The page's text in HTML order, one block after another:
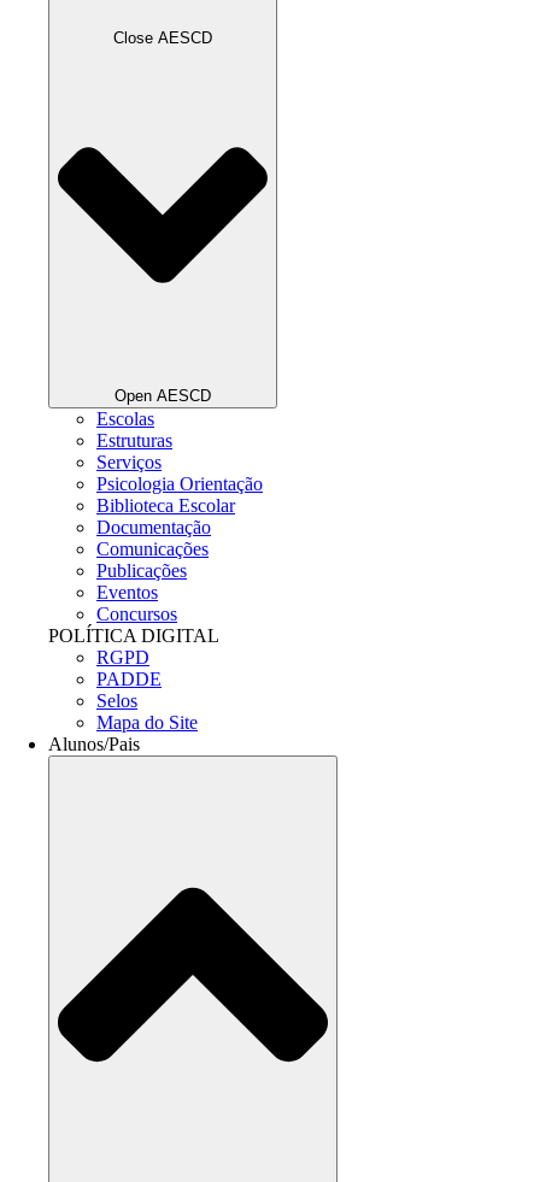
Close AESCD
Open AESCD
Escolas
Estruturas
Serviços
Psicologia Orientação
Biblioteca Escolar
Documentação
Comunicações
Publicações
Eventos
Concursos
POLÍTICA DIGITAL
RGPD
PADDE
Selos
Mapa do Site
Alunos/Pais